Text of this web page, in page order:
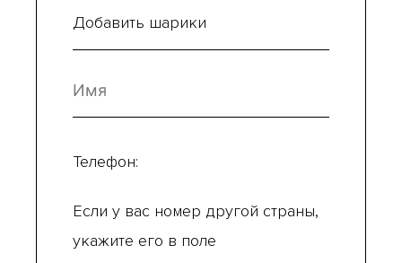
Добавить шарики
Телефон:
Если у вас номер другой страны,
укажите его в поле